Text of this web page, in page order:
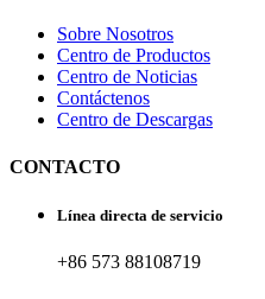
Sobre Nosotros
Centro de Productos
Centro de Noticias
Contáctenos
Centro de Descargas
CONTACTO
Línea directa de servicio
+86 573 88108719